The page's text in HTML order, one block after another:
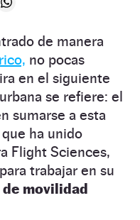
de manera
no pocas
en el siguiente
se refiere: el
sumarse a esta
que ha unido
Flight Sciences,
trabajar en su
de movilidad